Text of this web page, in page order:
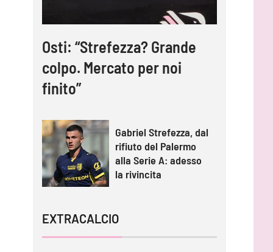
Osti: “Strefezza? Grande
colpo. Mercato per noi
finito”
Gabriel Strefezza, dal
rifiuto del Palermo
alla Serie A: adesso
la rivincita
EXTRACALCIO